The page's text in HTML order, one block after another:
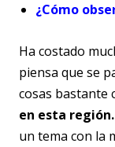
¿Cómo
Ha costado
piensa que se
cosas bastante
en esta región.
un tema con la